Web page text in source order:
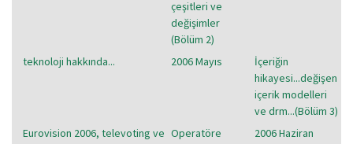
çeşitleri ve
değişimler
(Bölüm 2)
teknoloji hakkında... 2006 Mayıs
İçeriğin
hikayesi...değişen
içerik modelleri
ve drm...(Bölüm 3)
Eurovision 2006, televoting ve Operatöre
2006 Haziran